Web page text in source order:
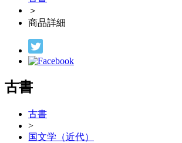
＞
商品詳細
古書
古書
>
国文学（近代）